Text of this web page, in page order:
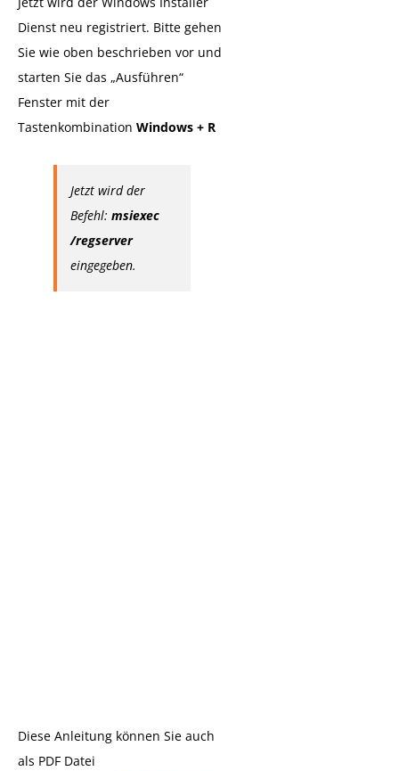
Dienst neu registriert. Bitte gehen
Sie wie oben beschrieben vor und
starten Sie das „Ausführen“
Fenster mit der
Tastenkombination Windows + R
Jetzt wird der
Befehl: msiexec
/regserver
eingegeben.
Diese Anleitung können Sie auch
als PDF Datei